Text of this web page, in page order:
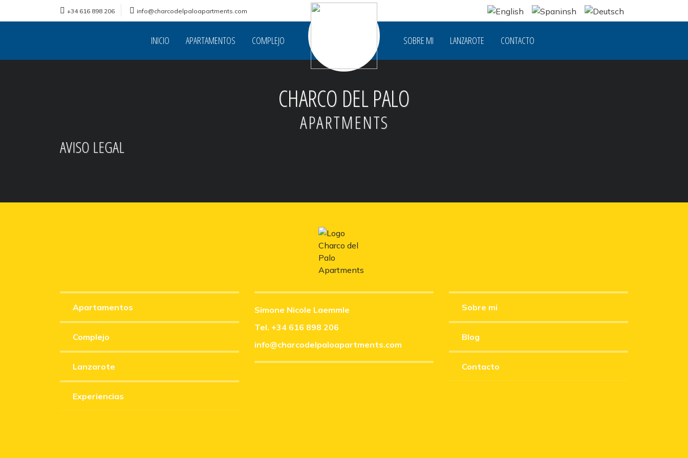
+34 616 898 206 info@charcodelpaloapartments.com
INICIO APARTAMENTOS COMPLEJO SOBRE MI LANZAROTE CONTACTO
CHARCO DEL PALO
APARTMENTS
AVISO LEGAL
Apartamentos
Complejo
Lanzarote
Experiencias
Simone Nicole Laemmle
Tel. +34 616 898 206
info@charcodelpaloapartments.com
Sobre mi
Blog
Contacto